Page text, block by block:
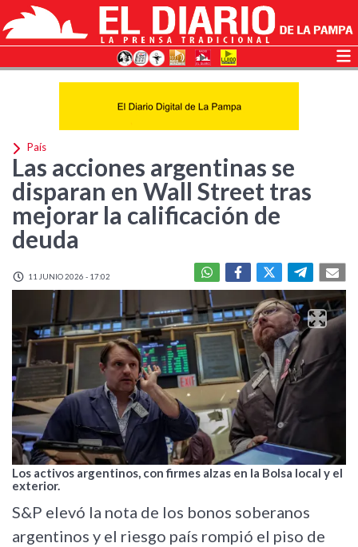
País
Las acciones argentinas se
disparan en Wall Street tras
mejorar la calificación de
deuda
11 JUNIO 2026 - 17:02
Los activos argentinos, con firmes alzas en la Bolsa local y el
exterior.
S&P elevó la nota de los bonos soberanos
argentinos y el riesgo país rompió el piso de